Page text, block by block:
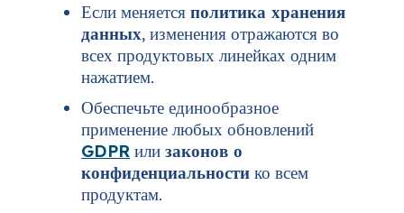
Если меняется политика хранения
данных, изменения отражаются во
всех продуктовых линейках одним
нажатием.
Обеспечьте единообразное
применение любых обновлений
GDPR или законов о
конфиденциальности ко всем
продуктам.